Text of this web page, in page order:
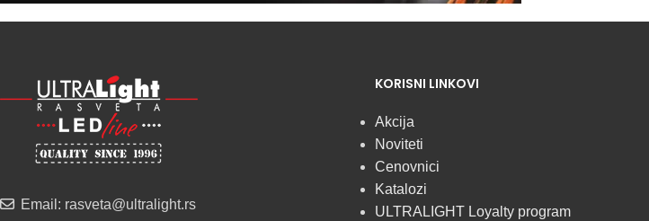
LED
SIJALICA
u regionu
POGLEDAJ
Email: rasveta@ultralight.rs
KORISNI LINKOVI
Akcija
Noviteti
Cenovnici
Katalozi
ULTRALIGHT Loyalty program